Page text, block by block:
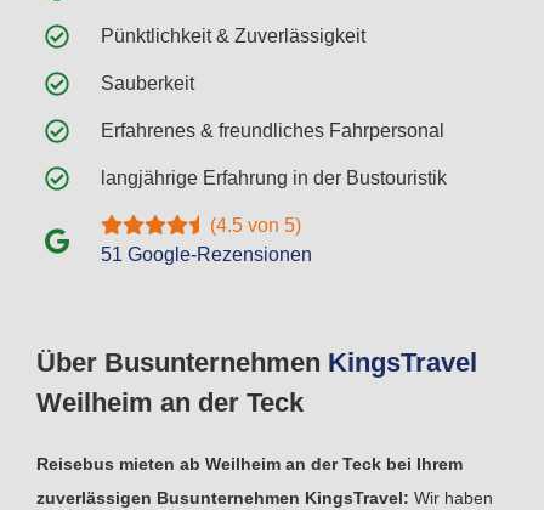
Über Busunternehmen KingsTravel
Weilheim an der Teck
Reisebus mieten ab Weilheim an der Teck bei Ihrem
zuverlässigen Busunternehmen KingsTravel: Wir haben
Pünktlichkeit & Zuverlässigkeit
Sauberkeit
Erfahrenes & freundliches Fahrpersonal
langjährige Erfahrung in der Bustouristik
(4.5 von 5)
51 Google-Rezensionen